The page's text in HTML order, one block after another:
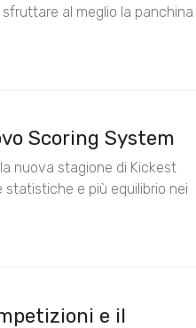
al meglio la panchina
Scoring System
nuova stagione di Kickest
statistiche e più equilibrio nei
e il